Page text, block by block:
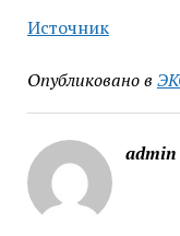
Источник
Опубликовано в
admin